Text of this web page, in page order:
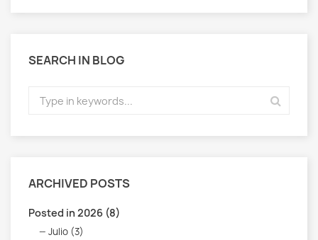
SEARCH IN BLOG
ARCHIVED POSTS
Posted in 2026 (8)
Julio (3)